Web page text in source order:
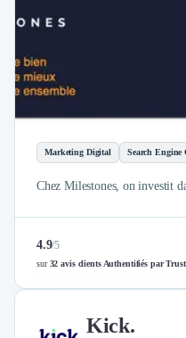
Marketing Digital Search Engine
Chez Milestones, on investit
4.9/5
sur32 avis clients Authentifiés par
Kick.